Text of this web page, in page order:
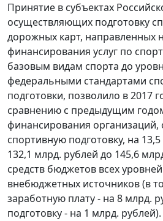
Принятие в субъектах
осуществляющих подготовку
дорожных карт, направленных
финансирования услуг по
базовым видам спорта до
федеральными стандартами
подготовки, позволило в 2017
сравнению с предыдущим
финансирования
спортивную подготовку, на
132,1 млрд. рублей до 145,6
средств бюджетов всех
внебюджетных источников (в
заработную плату - на 8 млрд.
подготовку - на 1 млрд. рублей).